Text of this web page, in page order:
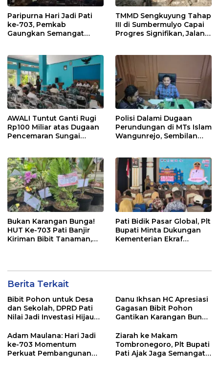
Paripurna Hari Jadi Pati
ke-703, Pemkab
Gaungkan Semangat
TMMD Sengkuyung Tahap
III di Sumbermulyo Capai
Progres Signifikan, Jalan
AWALI Tuntut Ganti Rugi
Rp100 Miliar atas Dugaan
Pencemaran Sungai
Polisi Dalami Dugaan
Perundungan di MTs Islam
Wangunrejo, Sembilan
Bukan Karangan Bunga!
HUT Ke-703 Pati Banjir
Kiriman Bibit Tanaman,
Pati Bidik Pasar Global, Plt
Bupati Minta Dukungan
Kementerian Ekraf
Berita Terkait
Bibit Pohon untuk Desa
dan Sekolah, DPRD Pati
Nilai Jadi Investasi Hijau
Danu Ikhsan HC Apresiasi
Gagasan Bibit Pohon
Gantikan Karangan Bunga
Adam Maulana: Hari Jadi
ke-703 Momentum
Perkuat Pembangunan
Ziarah ke Makam
Tombronegoro, Plt Bupati
Pati Ajak Jaga Semangat